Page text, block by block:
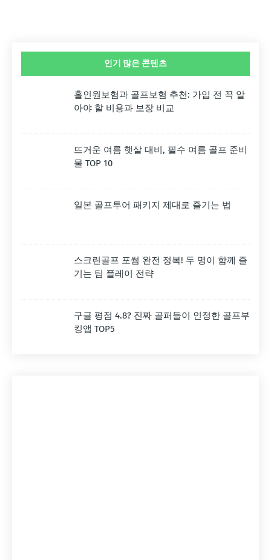
인기 많은 콘텐츠
홀인원보험과 골프보험 추천: 가입 전 꼭 알
아야 할 비용과 보장 비교
뜨거운 여름 햇살 대비, 필수 여름 골프 준비
물 TOP 10
일본 골프투어 패키지 제대로 즐기는 법
스크린골프 포썸 완전 정복! 두 명이 함께 즐
기는 팀 플레이 전략
구글 평점 4.8? 진짜 골퍼들이 인정한 골프부
킹앱 TOP5